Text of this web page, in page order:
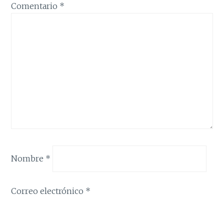
Comentario *
Nombre *
Correo electrónico *